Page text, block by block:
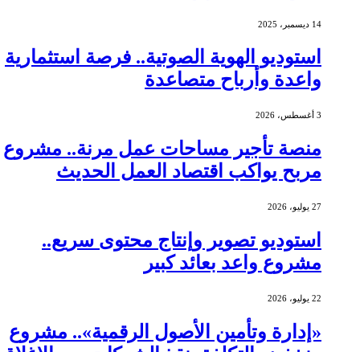
14 ديسمبر، 2025
استوديو الهوية الصوتية.. فرصة استثمارية
واعدة وأرباح متصاعدة
3 أغسطس، 2026
منصة تأجير مساحات عمل مرنة.. مشروع
مربح يواكب اقتصاد العمل الحديث
27 يوليو، 2026
استوديو تصوير وإنتاج محتوى سريع..
مشروع واعد بعائد كبير
22 يوليو، 2026
«إدارة وتأمين الأصول الرقمية».. مشروع